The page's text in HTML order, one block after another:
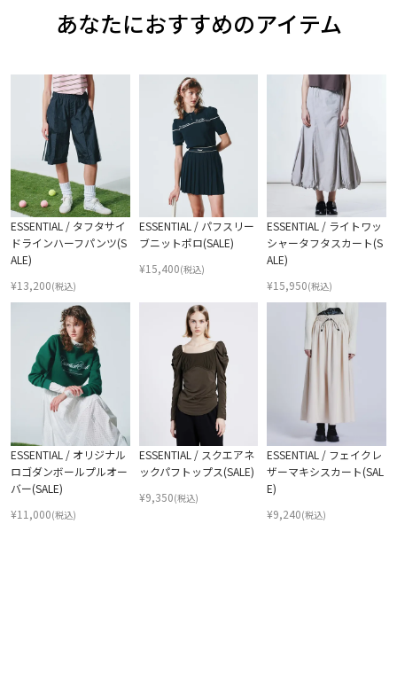
あなたにおすすめのアイテム
ESSENTIAL / タフタサイ
ドラインハーフパンツ(S
ALE)
¥13,200(税込)
ESSENTIAL / パフスリー
ブニットポロ(SALE)
¥15,400(税込)
ESSENTIAL / ライトワッ
シャータフタスカート(S
ALE)
¥15,950(税込)
ESSENTIAL / オリジナル
ロゴダンボールプルオー
バー(SALE)
¥11,000(税込)
ESSENTIAL / スクエアネ
ックパフトップス(SALE)
¥9,350(税込)
ESSENTIAL / フェイクレ
ザーマキシスカート(SAL
E)
¥9,240(税込)